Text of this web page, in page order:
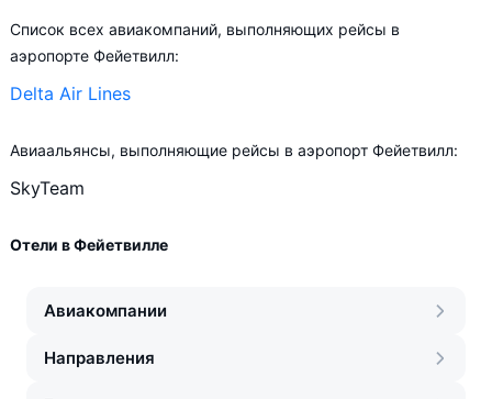
Список всех авиакомпаний, выполняющих рейсы в
аэропорте Фейетвилл:
Delta Air Lines
Авиаальянсы, выполняющие рейсы в аэропорт Фейетвилл:
SkyTeam
Отели в Фейетвилле
Авиакомпании
Направления